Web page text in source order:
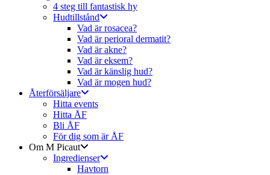
4 steg till fantastisk hy
Hudtillstånd
Vad är rosacea?
Vad är perioral dermatit?
Vad är akne?
Vad är eksem?
Vad är känslig hud?
Vad är mogen hud?
Återförsäljare
Hitta events
Hitta ÅF
Bli ÅF
För dig som är ÅF
Om M Picaut
Ingredienser
Havtorn